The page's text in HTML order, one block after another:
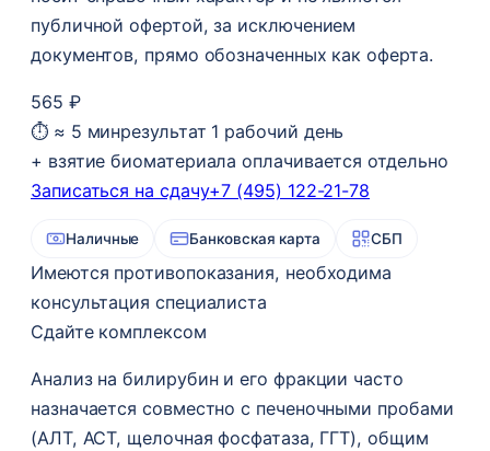
публичной офертой, за исключением
документов, прямо обозначенных как оферта.
565 ₽
⏱ ≈ 5 минрезультат 1 рабочий день
+ взятие биоматериала оплачивается отдельно
Записаться на сдачу+7 (495) 122-21-78
Наличные Банковская карта СБП
Имеются противопоказания, необходима
консультация специалиста
Сдайте комплексом
Анализ на билирубин и его фракции часто
назначается совместно с печеночными пробами
(АЛТ, АСТ, щелочная фосфатаза, ГГТ), общим